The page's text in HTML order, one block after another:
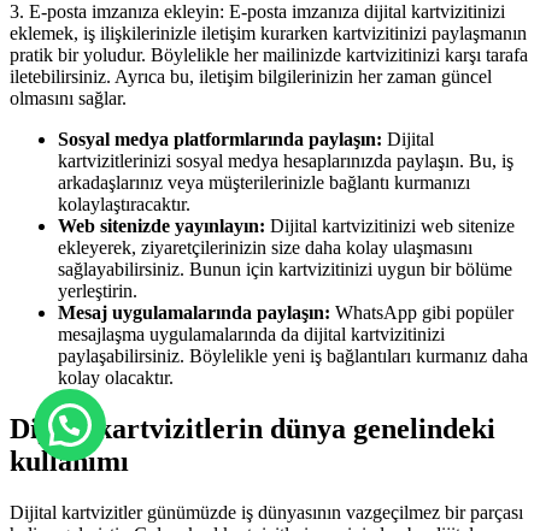
3. E-posta imzanıza ekleyin: E-posta imzanıza dijital kartvizitinizi
eklemek, iş ilişkilerinizle iletişim kurarken kartvizitinizi paylaşmanın
pratik bir yoludur. Böylelikle her mailinizde kartvizitinizi karşı tarafa
iletebilirsiniz. Ayrıca bu, iletişim bilgilerinizin her zaman güncel
olmasını sağlar.
Sosyal medya platformlarında paylaşın: Dijital
kartvizitlerinizi sosyal medya hesaplarınızda paylaşın. Bu, iş
arkadaşlarınız veya müşterilerinizle bağlantı kurmanızı
kolaylaştıracaktır.
Web sitenizde yayınlayın: Dijital kartvizitinizi web sitenize
ekleyerek, ziyaretçilerinizin size daha kolay ulaşmasını
sağlayabilirsiniz. Bunun için kartvizitinizi uygun bir bölüme
yerleştirin.
Mesaj uygulamalarında paylaşın: WhatsApp gibi popüler
mesajlaşma uygulamalarında da dijital kartvizitinizi
paylaşabilirsiniz. Böylelikle yeni iş bağlantıları kurmanız daha
kolay olacaktır.
Dijital kartvizitlerin dünya genelindeki
kullanımı
Dijital kartvizitler günümüzde iş dünyasının vazgeçilmez bir parçası